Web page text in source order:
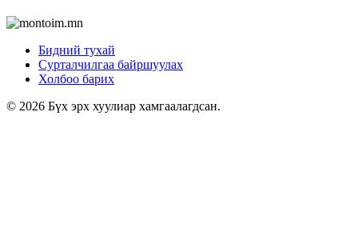
Бидний тухай
Сурталчилгаа байршуулах
Холбоо барих
© 2026 Бүх эрх хуулиар хамгаалагдсан.